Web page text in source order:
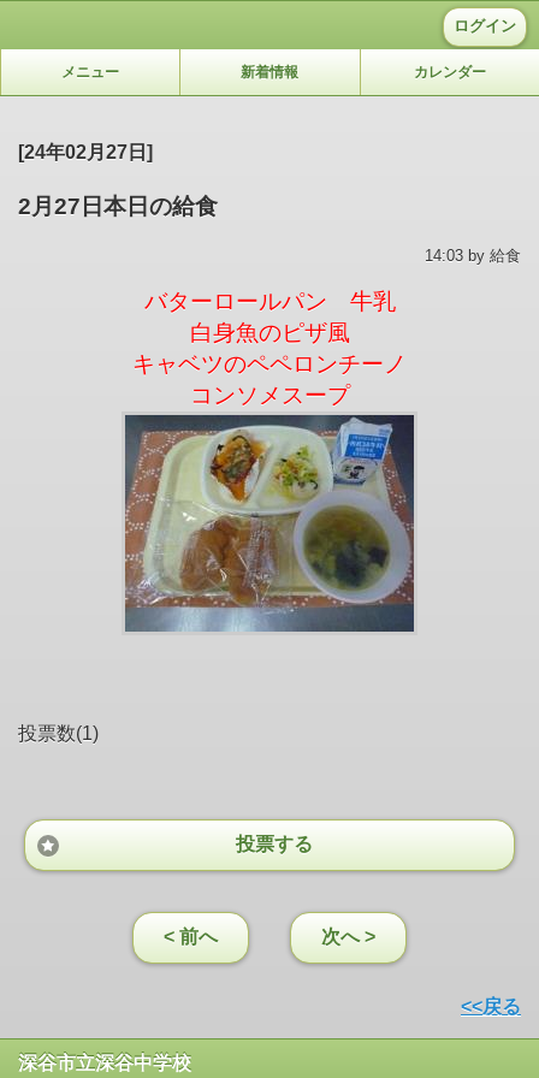
ログイン
メニュー 新着情報 カレンダー
[24年02月27日]
2月27日本日の給食
14:03 by 給食
バターロールパン 牛乳
白身魚のピザ風
キャベツのペペロンチーノ
コンソメスープ
投票数(1)
投票する
< 前へ 次へ >
<<戻る
深谷市立深谷中学校